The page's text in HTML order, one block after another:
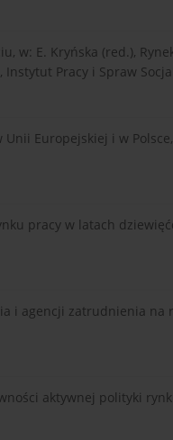
w: E. Kryńska (red.),
Pracy i Spraw
Europejskiej i w
pracy w latach
i agencji zatrudnienia na
aktywnej polityki